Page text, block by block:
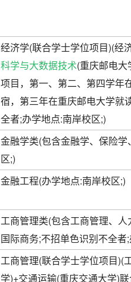
经济学(联合学士学位项目)(经
科学与大数据技术(重庆邮电
项目，第一、第二、第四学年
宿，第三年在重庆邮电大学就
全者;办学地点:南岸校区;)
金融学类(包含金融学、保险
区;)
金融工程(办学地点:南岸校区;)
工商管理类(包含工商管理、人
国际商务;不招单色识别不全者
工商管理(联合学士学位项目)(
学)+交通运输(重庆交通大学)